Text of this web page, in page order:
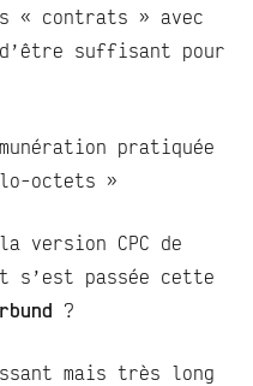
« contrats » avec
suffisant pour
pratiquée
octets »
version CPC de
s’est passée cette
?
mais très long